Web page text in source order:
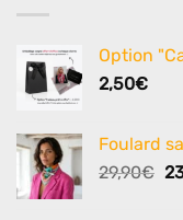
Option
2,50€
Foulard
29,90€ Le